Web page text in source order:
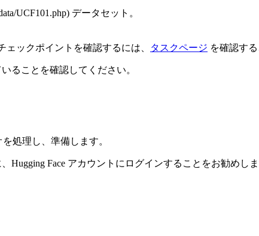
UCF101.php) データセット。
ックポイントを確認するには、 タスクページ を確認す
ることを確認してください。
処理し、準備します。
Hugging Face アカウントにログインすることをお勧め